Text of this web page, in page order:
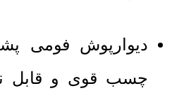
دیوارپوش فومی
چسب قوی و قابل